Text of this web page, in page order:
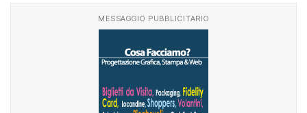
MESSAGGIO PUBBLICITARIO